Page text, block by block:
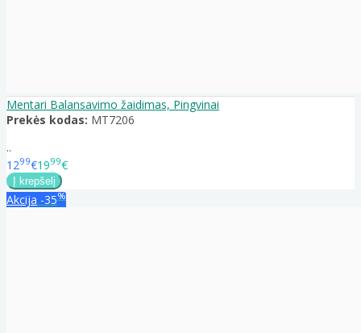
Mentari Balansavimo žaidimas, Pingvinai
Prekės kodas: MT7206
..
1299€1999€
Akcija -35%